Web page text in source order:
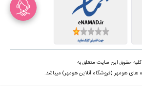
کلیه حقوق این سایت متعلق به
های هومهر (فروشگاه آنلاین هومهر) میباشد.